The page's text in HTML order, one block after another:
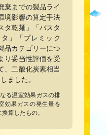
棄までの製品ライ
境影響の算定手法
タ乾麺」「パスタ
」「プレミック
品カテゴリーにつ
り妥当性評価を受
、二酸化炭素相当
ました。
る温室効果ガスの排
効果ガスの発生量を
算したもの。